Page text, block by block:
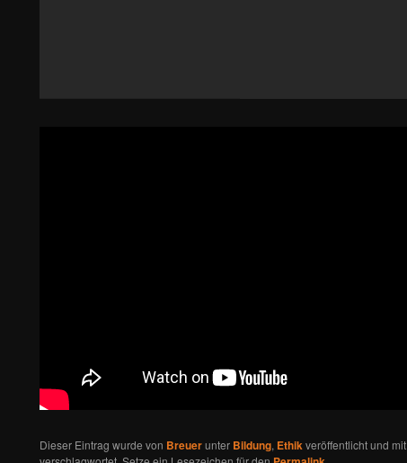
Dieser Eintrag wurde von Breuerunter Bildung, Ethikveröffentlicht und mit